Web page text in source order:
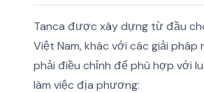
Tanca được xây dựng từ đầu
Việt Nam, khác với các giải pháp
phải điều chỉnh để phù hợp với
làm việc địa phương: